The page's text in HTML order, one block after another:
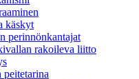
käskyt
perinnönkantajat
rakoileva liitto